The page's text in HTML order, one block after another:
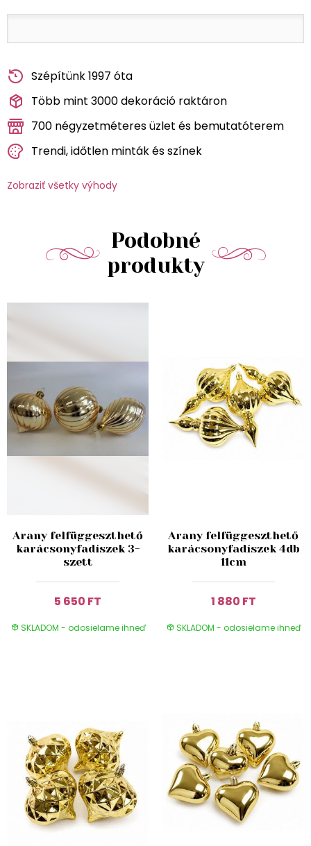
Szépítünk 1997 óta
Több mint 3000 dekoráció raktáron
700 négyzetméteres üzlet és bemutatóterem
Trendi, időtlen minták és színek
Zobraziť všetky výhody
Podobné
produkty
Arany felfüggeszthető
karácsonyfadíszek 3-
szett
5 650 FT
SKLADOM - odosielame ihneď
Arany felfüggeszthető
karácsonyfadíszek 4db
11cm
1 880 FT
SKLADOM - odosielame ihneď